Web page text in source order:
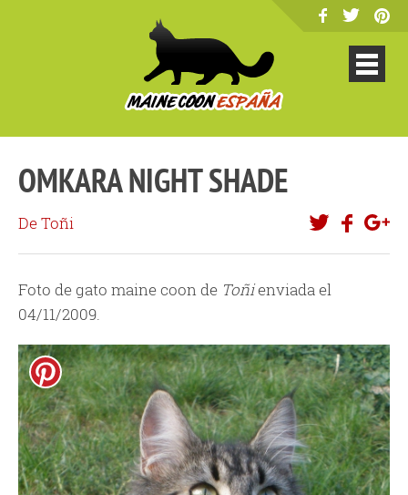
OMKARA NIGHT SHADE
De Toñi
Foto de gato maine coon de Toñienviada el
04/11/2009.